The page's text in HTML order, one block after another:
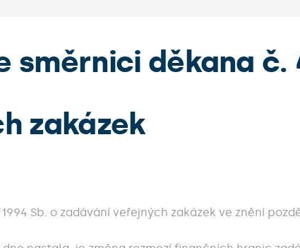
směrnici děkana
zakázek
Sb. o zadávání veřejných zakázek ve znění